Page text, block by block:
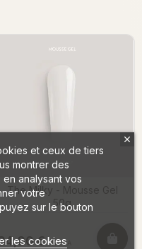
The Milky - Mousse Gel
50g
€ HTVA
et ceux de tiers
montrer des
analysant vos
votre
sur le bouton
les cookies